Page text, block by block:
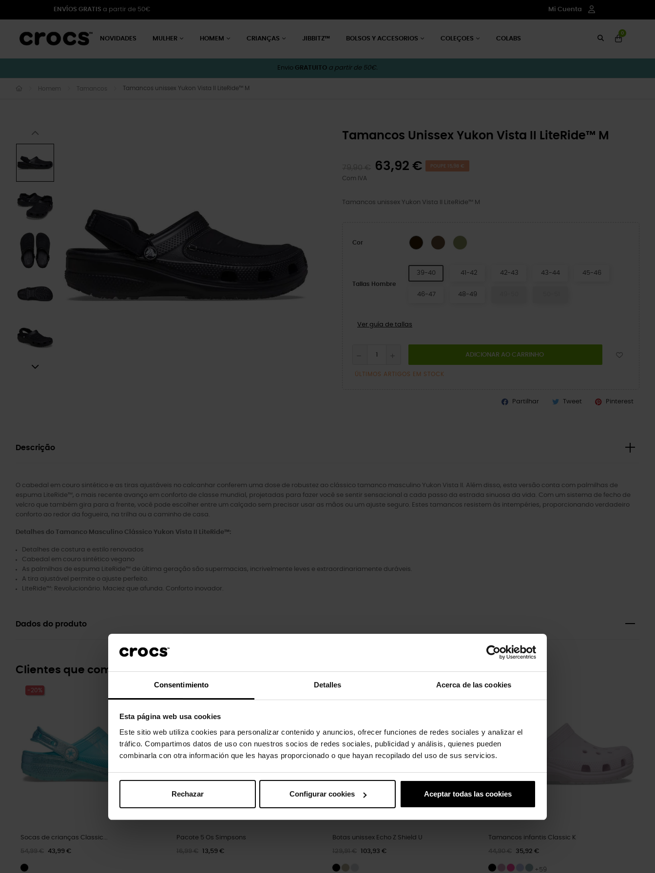
Consentimiento Detalles Acerca de las cookies
Esta página web usa cookies
Este sitio web utiliza cookies para personalizar contenido y anuncios, ofrecer funciones de redes sociales y analizar el
tráfico. Compartimos datos de uso con nuestros socios de redes sociales, publicidad y análisis, quienes pueden
combinarla con otra información que les hayas proporcionado o que hayan recopilado del uso de sus servicios.
Rechazar Configurar cookies Aceptar todas las cookies
ENVÍOS GRATIS a partir de 50€ Mi Cuenta
NOVIDADES MULHER HOMEM CRIANÇAS JIBBITZ™ BOLSOS Y ACCESORIOS COLEÇOES COLABS
0
Envio GRATUITO a partir de 50€.
Homem Tamancos Tamancos unissex Yukon Vista II LiteRide™ M
Tamancos Unissex Yukon Vista II LiteRide™ M
63,92 € POUPE 15,98 €
Com IVA
Tamancos unissex Yukon Vista II LiteRide™ M
Cor Preto/Cinzento Ardósia
Espresso/Mushroom
Exército Verde
Tallas Hombre
39-40 41-42 42-43 43-44 45-46
46-47 48-49
Ver guía de tallas
ADICIONAR AO CARRINHO
ÚLTIMOS ARTIGOS EM STOCK
Partilhar Tweet Pinterest
Descrição
O cabedal em couro sintético e as tiras ajustáveis ​​no calcanhar conferem uma dose de robustez ao clássico tamanco masculino Yukon Vista II. Além disso, esta versão conta com palmilhas de
espuma LiteRide™, o mais recente avanço em conforto de classe mundial, projetadas para fazer você se sentir sensacional a cada passo da estrada sinuosa da vida. Com um sistema de fecho de
velcro que também gira para a frente, você pode escolher entre um calçado sem precisar usar as mãos ou um ajuste seguro. Estes tamancos resistem às intempéries, proporcionando verdadeiro
conforto ao redor da fogueira, na trilha ou a caminho de casa.
Detalhes do Tamanco Masculino Clássico Yukon Vista II LiteRide™:
Detalhes de costura e estilo renovados
Cabedal em couro sintético vegano
As palmilhas de espuma LiteRide™ de última geração são supermacias, incrivelmente leves e extraordinariamente duráveis.
A tira ajustável permite o ajuste perfeito.
LiteRide™: Revolucionário. Maciez que afunda. Conforto inovador.
Dados do produto
Clientes que compraram este produto também compraram:
-20%
Socas de crianças Classic...
54,99 € 43,99 €
Pacote 5 Os Simpsons
16,99 € 13,59 €
Botas unissex Echo Z Shield U
129,91 € 103,93 €
Tamancos infantis Classic K
44,90 € 35,92 €
+59